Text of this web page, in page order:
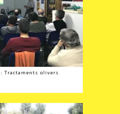
Tractaments olivers